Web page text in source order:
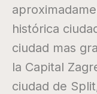
histórica
ciudad mas
la Capital
ciudad de